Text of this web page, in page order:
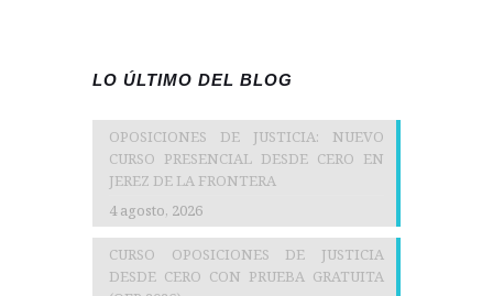
LO ÚLTIMO DEL BLOG
OPOSICIONES DE JUSTICIA: NUEVO
CURSO PRESENCIAL DESDE CERO EN
JEREZ DE LA FRONTERA
4 agosto, 2026
CURSO OPOSICIONES DE JUSTICIA
DESDE CERO CON PRUEBA GRATUITA